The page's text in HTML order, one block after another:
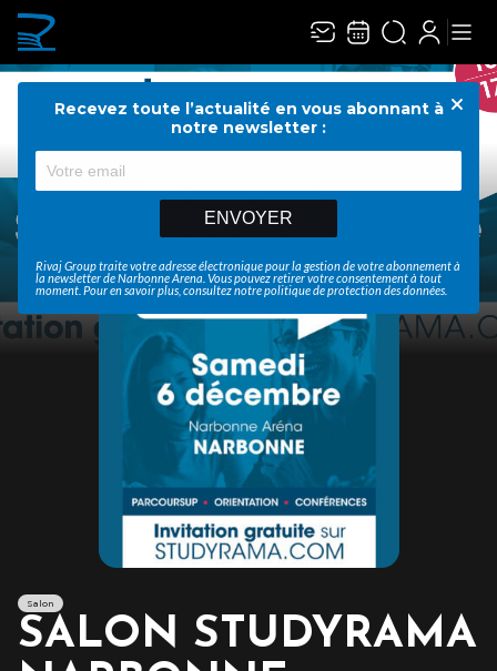
Recevez toute l’actualité en vous abonnant à
notre newsletter :
ENVOYER
Rivaj Group traite votre adresse électronique pour la gestion de votre abonnement à
la newsletter deNarbonne Arena . Vous pouvez retirer votre consentement à tout
moment. Pour en savoir plus, consultez notrepolitique de protection des données
Salon
SALON STUDYRAMA